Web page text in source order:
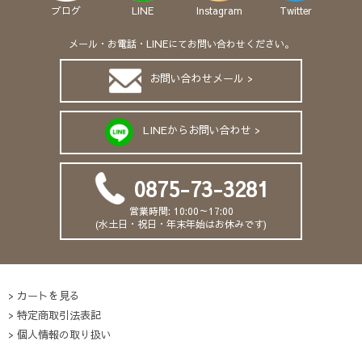
ブログ LINE Instagram Twitter
メール・お電話・LINEにてお問い合わせください。
お問い合わせメール >
LINEからお問い合わせ >
0875-73-3281
営業時間: 10:00～17:00
(水土日・祝日・年末年始はお休みです)
カートを見る
特定商取引法表記
個人情報の取り扱い